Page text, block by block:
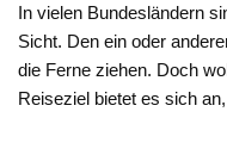
In vielen Bundesländern
Sicht. Den ein oder
die Ferne ziehen. Doch
Reiseziel bietet es sich